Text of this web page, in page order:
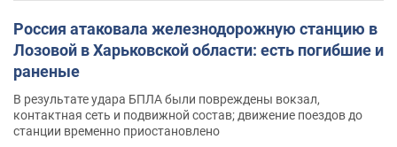
Россия атаковала железнодорожную станцию в
Лозовой в Харьковской области: есть погибшие и
раненые
В результате удара БПЛА были повреждены вокзал,
контактная сеть и подвижной состав; движение поездов до
станции временно приостановлено